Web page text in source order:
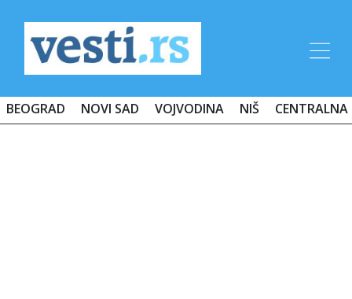
BEOGRAD NOVI SAD VOJVODINA NIŠ CENTRALNA